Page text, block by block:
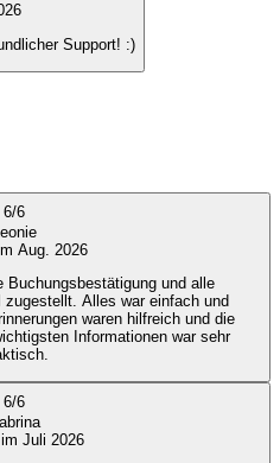
Support! :)
6/6
Aug. 2026
Buchungsbestätigung und alle
zugestellt. Alles war einfach und
waren hilfreich und die
Informationen war sehr
6/6
Juli 2026